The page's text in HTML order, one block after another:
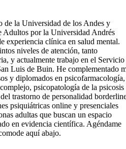
de la Universidad de los Andes y
Adultos por la Universidad Andrés
experiencia clínica en salud mental.
niveles de atención, tanto
y actualmente trabajo en el Servicio
Luis de Buin. He complementado
y diplomados en psicofarmacología,
psicopatología de la psicosis
trastorno de personalidad
psiquiátricas online y presenciales
adultas que buscan un espacio
en evidencia científica. Agéndame
aquí abajo.